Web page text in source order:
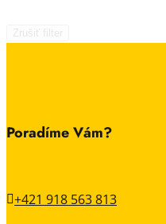
Poradíme Vám?
+421 918 563 813